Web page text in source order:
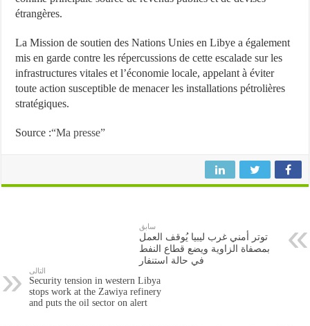
étrangères.
La Mission de soutien des Nations Unies en Libye a également
mis en garde contre les répercussions de cette escalade sur les
infrastructures vitales et l’économie locale, appelant à éviter
toute action susceptible de menacer les installations pétrolières
stratégiques.
Source :“Ma presse”
سابق
توتر أمني غرب ليبيا يُوقف العمل
بمصفاة الزاوية ويضع قطاع النفط
في حالة استنفار
التالى
Security tension in western Libya
stops work at the Zawiya refinery
and puts the oil sector on alert